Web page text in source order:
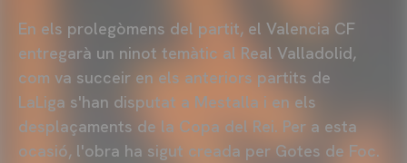
En els prolegòmens del partit, el Valencia CF
entregarà un ninot temàtic al Real Valladolid,
com va succeir en els anteriors partits de
LaLiga s'han disputat a Mestalla i en els
desplaçaments de la Copa del Rei. Per a esta
ocasió, l'obra ha sigut creada per Gotes de Foc.